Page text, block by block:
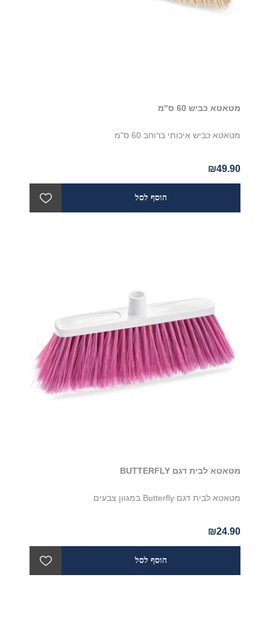
מטאטא כביש 60 ס"מ
מטאטא כביש איכותי ברוחב 60 ס"מ
₪49.90
מטאטא לבית דגם BUTTERFLY
מטאטא לבית דגם Butterfly במגוון צבעים
₪24.90